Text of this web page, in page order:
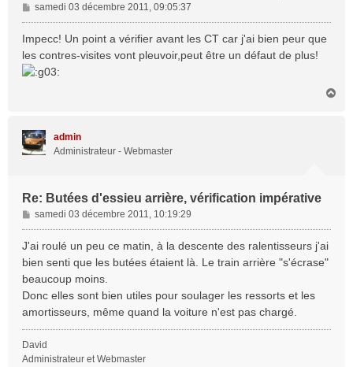
M
e
s
a
g
samedi 03 décembre 2011, 09:05:37
Impecc! Un point a vérifier avant les CT car j'ai bien peur que
les contres-visites vont pleuvoir,peut être un défaut de plus!
admin
Administrateur - Webmaster
Re: Butées d'essieu arrière, vérification impérative
M
e
s
g
e
samedi 03 décembre 2011, 10:19:29
J'ai roulé un peu ce matin, à la descente des ralentisseurs j'ai
bien senti que les butées étaient là. Le train arrière "s'écrase"
beaucoup moins.
Donc elles sont bien utiles pour soulager les ressorts et les
amortisseurs, même quand la voiture n'est pas chargé.
David
Administrateur et Webmaster